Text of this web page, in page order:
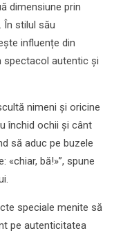
dimensiune prin
stilul său
influențe din
spectacol autentic și
nimeni și oricine
închid ochii și cânt
să aduc pe buzele
bă!»”, spune
speciale menite să
pe autenticitatea